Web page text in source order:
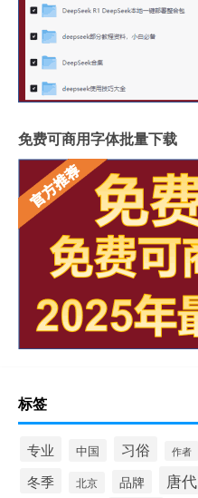
免费可商用字体批量下载
标签
专业 中国 习俗 作者
冬季 北京 品牌 唐代